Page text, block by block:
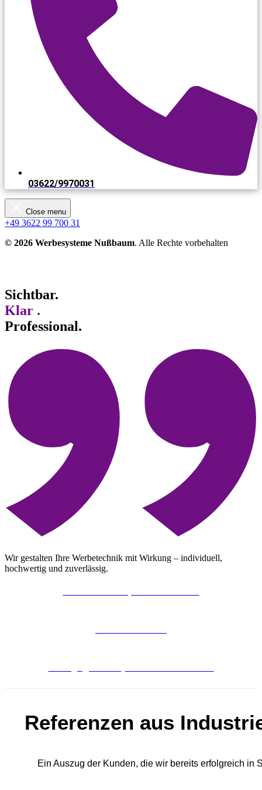
03622/9970031​
Close menu
+49 3622 99 700 31
© 2026 Werbesysteme Nußbaum. Alle Rechte vorbehalten
Sichtbar.
Klar .
Professional.
Wir gestalten Ihre Werbetechnik mit Wirkung – individuell,
hochwertig und zuverlässig.
Referenzen aus
Ein Auszug der Kunden, die wir bereits erfolgreich in